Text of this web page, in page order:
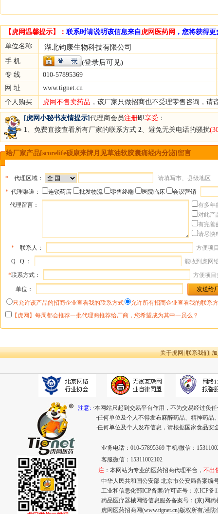
【虎网温馨提示】： 联系时请说明该信息来自虎网医药网 ，您将获得
单位名称
湖北钧康生物科技有限公司
手 机 (登录后可见)
专 线
010-57895369
网 址
www.tignet.cn
个人购买
虎网不售卖药品 ，该厂家只做招商也不受理零售咨询，请
[虎网小秘书友情提示] 代理商会员注册即享受 ：
1、免费直接查看所有厂家的联系方式 2、避免无关电话的骚扰
给厂家产品[scorelife硕康来牌月见草油软胶囊痛经内分泌]留言
* 代理区域：
请填写市、县级地区
* 代理渠道： 连锁药店 批发物流 零售终端 医院临床
会议营销
代理留言：
有多年
对此产
有完善
请尽快
* 联系人：
方便项
Q Q ：
能收到虎网
*联系方式： 方便项目
单位：
只允许该产品的招商企业查看我的联系方式
允许所有招商企业查看我的联系
【虎网】每周都会推荐一批代理商推荐给厂商，您希望成为其中一员么？
关于虎网|联系我们|
注意: ·本网站只起到交易平台作用，不为交易经过负
·任何单位及个人不得发布麻醉药品、精神药
·任何单位及个人发布信息，请根据国家食品
业务电话：010-57895369 手机/微信：
客服微信：15311002102
注 ：本网站为专业的医药招商代理平台， 不出
中华人民共和国公安部 北京市公安局备案编
工业和信息化部ICP备案/许可证号： 京ICP备
药品医疗器械网络信息服务备案号：(京)网药
虎网医药招商网(www.tignet.cn)版权所有,谨防